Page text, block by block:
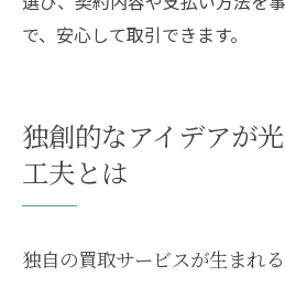
で、安心して取引できます。
独創的なアイデアが
工夫とは
独自の買取サービスが生まれ